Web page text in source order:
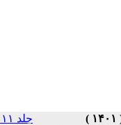
جلد ۱۱ شماره ۱